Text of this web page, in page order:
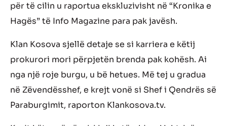
për të cilin u raportua ekskluzivisht në “Kronika e
Hagës” të Info Magazine para pak javësh.
Klan Kosova sjellë detaje se si karriera e këtij
prokurori mori përpjetën brenda pak kohësh. Ai
nga një roje burgu, u bë hetues. Më tej u gradua
në Zëvendësshef, e krejt vonë si Shef i Qendrës së
Paraburgimit, raporton Klankosova.tv.